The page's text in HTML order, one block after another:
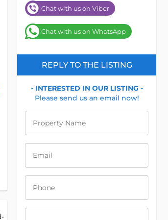
Chat with us on Viber
Chat with us on WhatsApp
REPLY TO THE LISTING
- INTERESTED IN OUR LISTING -
Please send us an email now!
Property Name
Email
Phone